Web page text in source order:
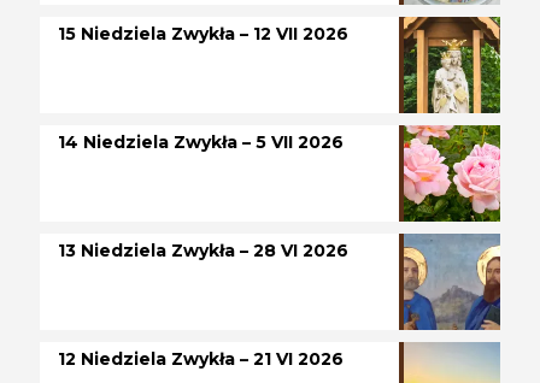
15 Niedziela Zwykła – 12 VII 2026
14 Niedziela Zwykła – 5 VII 2026
13 Niedziela Zwykła – 28 VI 2026
12 Niedziela Zwykła – 21 VI 2026